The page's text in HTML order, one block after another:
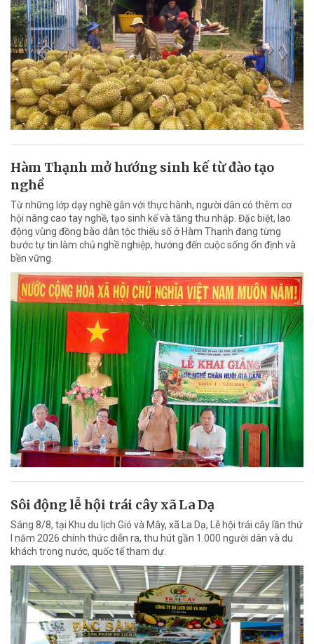
Hàm Thạnh mở hướng sinh kế từ đào tạo
nghề
Từ những lớp dạy nghề gắn với thực hành, người dân có thêm cơ
hội nâng cao tay nghề, tạo sinh kế và tăng thu nhập. Đặc biệt, lao
động vùng đồng bào dân tộc thiểu số ở Hàm Thạnh đang từng
bước tự tin làm chủ nghề nghiệp, hướng đến cuộc sống ổn định và
bền vững.
Sôi động lễ hội trái cây xã La Dạ
Sáng 8/8, tại Khu du lịch Gió và Mây, xã La Dạ, Lễ hội trái cây lần thứ
I năm 2026 chính thức diễn ra, thu hút gần 1.000 người dân và du
khách trong nước, quốc tế tham dự.